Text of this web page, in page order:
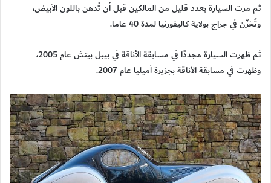
ثم مرت السيارة بعدد قليل من المالكين قبل أن تُدهن باللون الأبيض،
وتُخزّن في جراج بولاية كاليفورنيا لمدة 40 عامًا.
ثم ظهرت السيارة مجددًا في مسابقة الأناقة في بيبل بيتش عام 2005،
وظهرت في مسابقة الأناقة بجزيرة أميليا عام 2007.